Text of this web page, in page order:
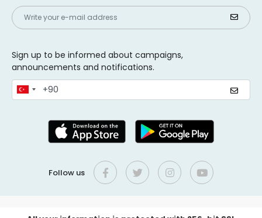
Sign up to be informed about campaigns,
announcements and notifications.
Follow us